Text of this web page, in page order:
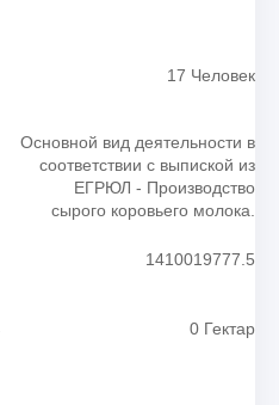
17 Человек
Основной вид деятельности в
соответствии с выпиской из
ЕГРЮЛ - Производство
сырого коровьего молока.
1410019777.5
0 Гектар